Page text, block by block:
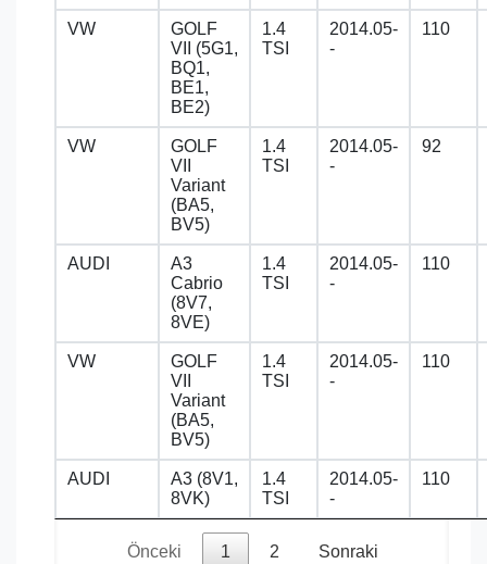
VW
GOLF
VII (5G1,
BQ1,
BE1,
BE2)
1.4
TSI
2014.05-
-
110
VW
GOLF
VII
Variant
(BA5,
BV5)
1.4
TSI
2014.05-
-
92
AUDI
A3
Cabrio
(8V7,
8VE)
1.4
TSI
2014.05-
-
110
VW
GOLF
VII
Variant
(BA5,
BV5)
1.4
TSI
2014.05-
-
110
AUDI
A3 (8V1,
8VK)
1.4
TSI
2014.05-
-
110
Önceki 1 2 Sonraki